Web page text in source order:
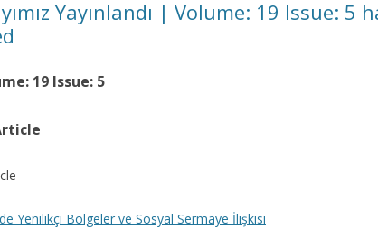
Yayınlandı | Volume: 19 Issue: 5
19 Issue: 5
e
Yenilikçi Bölgeler ve Sosyal Sermaye İlişkisi